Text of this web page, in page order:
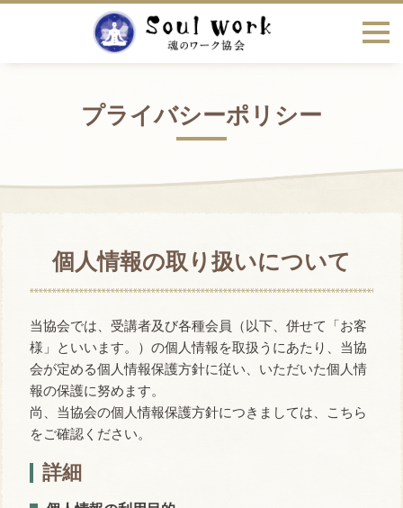
お問合せ・アンケート
プライバシーポリシー
個人情報の取り扱いについて
当協会では、受講者及び各種会員（以下、併せて「お客
様」といいます。）の個人情報を取扱うにあたり、当協
会が定める個人情報保護方針に従い、いただいた個人情
報の保護に努めます。
尚、当協会の個人情報保護方針につきましては、こちら
をご確認ください。
詳細